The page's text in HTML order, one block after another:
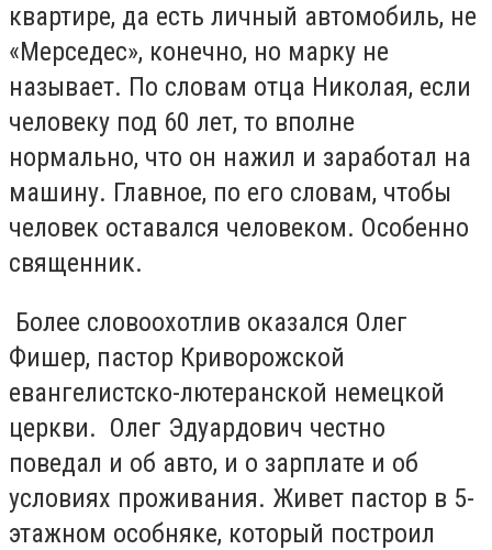
квартире, да есть личный автомобиль, не
«Мерседес», конечно, но марку не
называет. По словам отца Николая, если
человеку под 60 лет, то вполне
нормально, что он нажил и заработал на
машину. Главное, по его словам, чтобы
человек оставался человеком. Особенно
священник.
Более словоохотлив оказался Олег
Фишер, пастор Криворожской
евангелистско-лютеранской немецкой
церкви. Олег Эдуардович честно
поведал и об авто, и о зарплате и об
условиях проживания. Живет пастор в 5-
этажном особняке, который построил